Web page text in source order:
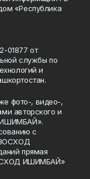
«Республика
01877 от
службы по
и
фото-, видео-,
авторского и
ИШИМБАЙ».
с
прямая
ИШИМБАЙ»